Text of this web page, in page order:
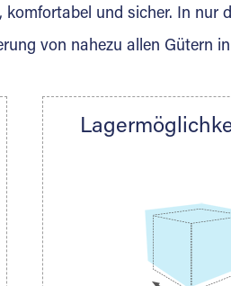
Ihre Nachricht.
und sicher. In
von nahezu allen Gütern